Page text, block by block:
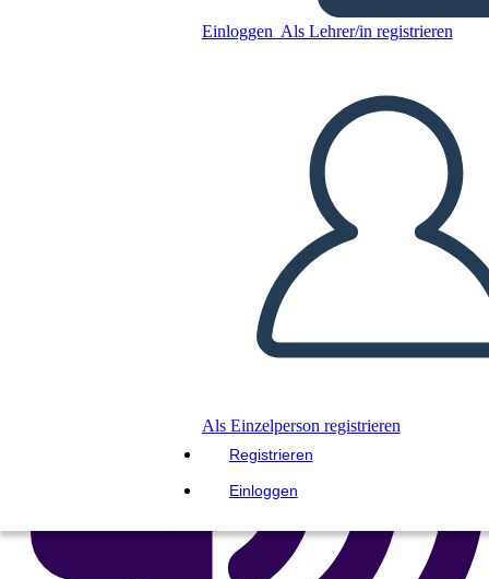
Einloggen Als Lehrer/in registrieren
Als Einzelperson registrieren
Registrieren
Einloggen
desafíos adaptativos
Kopieren Sie dieses Storyboard
ERSTELLEN SIE EIN STORYBOARD
DIASHOW ABSPIELEN
LIES MIR VOR